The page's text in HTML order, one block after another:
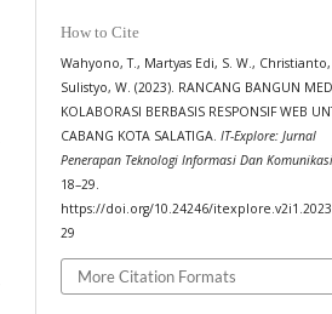
How to Cite
Wahyono, T., Martyas Edi, S. W.,
Sulistyo, W. (2023). RANCANG BANGUN
KOLABORASI BERBASIS RESPONSIF WEB
CABANG KOTA SALATIGA.IT-Explore: Jurnal
Penerapan Teknologi Informasi Dan
18–29.
https://doi.org/10.24246/
29
More Citation Formats